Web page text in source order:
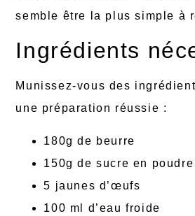
semble être la plus simple à
Ingrédients
Munissez-vous des
une préparation réussie :
180g de beurre
150g de sucre en poudre
5 jaunes d’œufs
100 ml d’eau froide